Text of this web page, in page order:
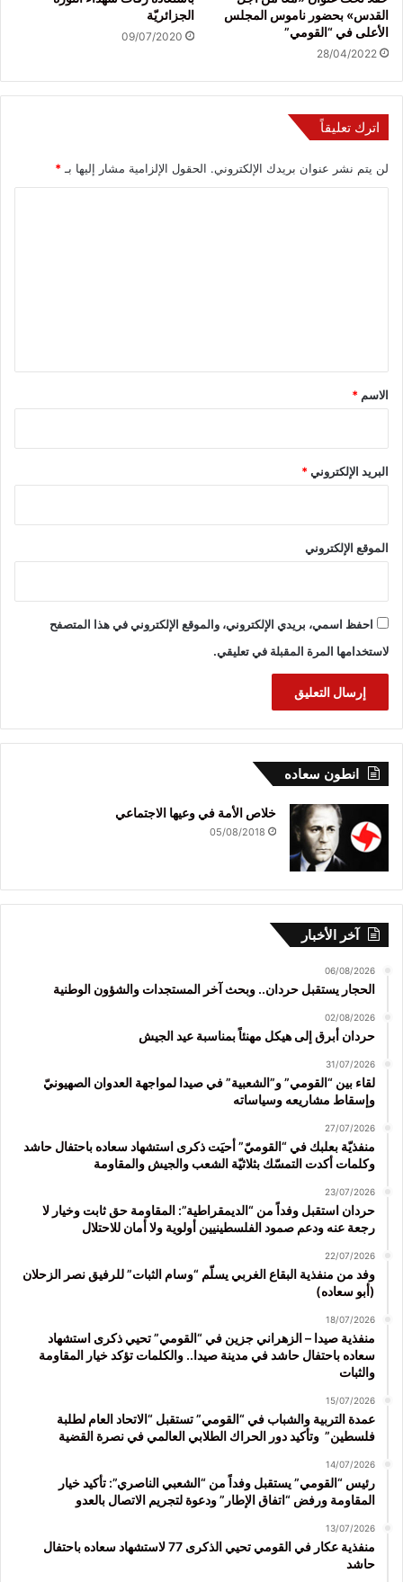
القدس» بحضور ناموس المجلس
الأعلى في “القومي”
28/04/2022
الجزائريّة
09/07/2020
اترك تعليقاً
لن يتم نشر عنوان بريدك الإلكتروني. الحقول الإلزامية مشار إليها بـ*
*
الاسم *
البريد الإلكتروني*
الموقع الإلكتروني
احفظ اسمي، بريدي الإلكتروني، والموقع الإلكتروني في هذا المتصفح
لاستخدامها المرة المقبلة في تعليقي.
انطون سعاده
خلاص الأمة في وعيها الاجتماعي
05/08/2018
آخر الأخبار
06/08/2026
الحجار يستقبل حردان.. وبحث آخر المستجدات والشؤون الوطنية
02/08/2026
حردان أبرق إلى هيكل مهنئاً بمناسبة عيد الجيش
31/07/2026
لقاء بين “القومي” و”الشعبية” في صيدا لمواجهة العدوان الصهيونيّ
وإسقاط مشاريعه وسياساته
27/07/2026
منفذيّة بعلبك في “القوميّ” أحيَت ذكرى استشهاد سعاده باحتفال حاشد
وكلمات أكدت التمسّك بثلاثيّة الشعب والجيش والمقاومة
23/07/2026
حردان استقبل وفداً من “الديمقراطية”: المقاومة حق ثابت وخيار لا
رجعة عنه ودعم صمود الفلسطينيين أولوية ولا أمان للاحتلال
22/07/2026
وفد من منفذية البقاع الغربي يسلّم “وسام الثبات” للرفيق نصر الزحلان
(أبو سعاده)
18/07/2026
منفذية صيدا – الزهراني جزين في “القومي” تحيي ذكرى استشهاد
سعاده باحتفال حاشد في مدينة صيدا.. والكلمات تؤكد خيار المقاومة
والثبات
15/07/2026
عمدة التربية والشباب في “القومي” تستقبل “الاتحاد العام لطلبة
فلسطين” وتأكيد دور الحراك الطلابي العالمي في نصرة القضية
14/07/2026
رئيس “القومي” يستقبل وفداً من “الشعبي الناصري”: تأكيد خيار
المقاومة ورفض “اتفاق الإطار” ودعوة لتجريم الاتصال بالعدو
13/07/2026
منفذية عكار في القومي تحيي الذكرى 77 لاستشهاد سعاده باحتفال
حاشد